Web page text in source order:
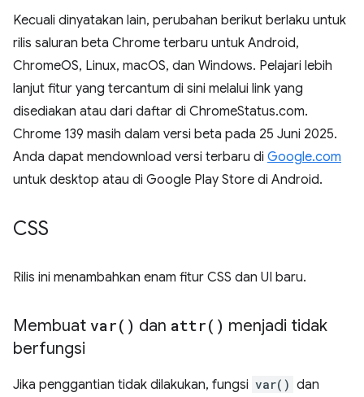
Kecuali dinyatakan lain, perubahan berikut berlaku untuk
rilis saluran beta Chrome terbaru untuk Android,
ChromeOS, Linux, macOS, dan Windows. Pelajari lebih
lanjut fitur yang tercantum di sini melalui link yang
disediakan atau dari daftar di ChromeStatus.com.
Chrome 139 masih dalam versi beta pada 25 Juni 2025.
Anda dapat mendownload versi terbaru di Google.com
untuk desktop atau di Google Play Store di Android.
CSS
Rilis ini menambahkan enam fitur CSS dan UI baru.
Membuat var( ) dan attr( ) menjadi tidak
berfungsi
Jika penggantian tidak dilakukan, fungsi var() dan